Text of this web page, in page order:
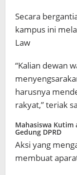
Secara
kampus ini
Law
“Kalian dewan
harusnya
rakyat,” teriak
Mahasiswa Kutim
Gedung DPRD
Aksi yang
membuat